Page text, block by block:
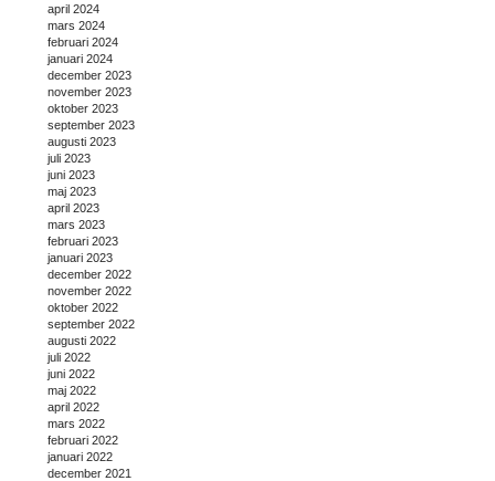
april 2024
mars 2024
februari 2024
januari 2024
december 2023
november 2023
oktober 2023
september 2023
augusti 2023
juli 2023
juni 2023
maj 2023
april 2023
mars 2023
februari 2023
januari 2023
december 2022
november 2022
oktober 2022
september 2022
augusti 2022
juli 2022
juni 2022
maj 2022
april 2022
mars 2022
februari 2022
januari 2022
december 2021